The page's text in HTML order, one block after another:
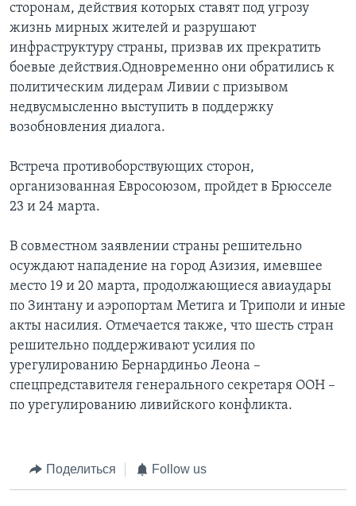
сторонам, действия которых ставят под угрозу
жизнь мирных жителей и разрушают
инфраструктуру страны, призвав их прекратить
боевые действия.Одновременно они обратились к
политическим лидерам Ливии с призывом
недвусмысленно выступить в поддержку
возобновления диалога.
Встреча противоборствующих сторон,
организованная Евросоюзом, пройдет в Брюсселе
23 и 24 марта.
В совместном заявлении страны решительно
осуждают нападение на город Азизия, имевшее
место 19 и 20 марта, продолжающиеся авиаудары
по Зинтану и аэропортам Метига и Триполи и иные
акты насилия. Отмечается также, что шесть стран
решительно поддерживают усилия по
урегулированию Бернардиньо Леона –
спецпредставителя генерального секретаря ООН –
по урегулированию ливийского конфликта.
Поделиться Follow us